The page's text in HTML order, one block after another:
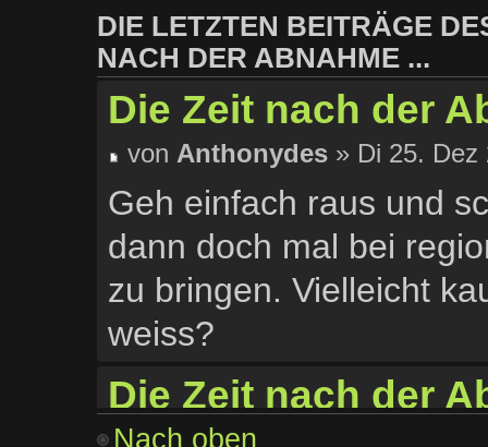
DIE LETZTEN BEITRÄGE
NACH DER ABNAHME ...
Die Zeit nach der
von Anthonydes» Di 25. Dez
Geh einfach raus und
dann doch mal bei
zu bringen. Vielleicht
weiss?
Die Zeit nach der
vonSascha
Nach oben